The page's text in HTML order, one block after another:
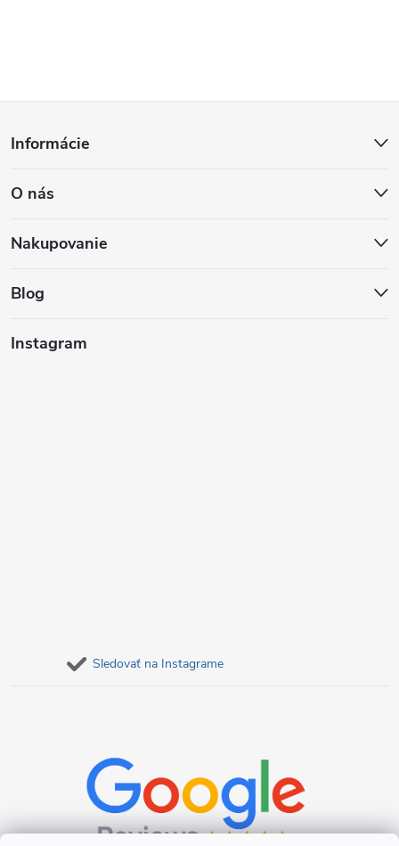
p
ä
Informácie
O nás
Nakupovanie
Blog
Instagram
Sledovať na Instagrame